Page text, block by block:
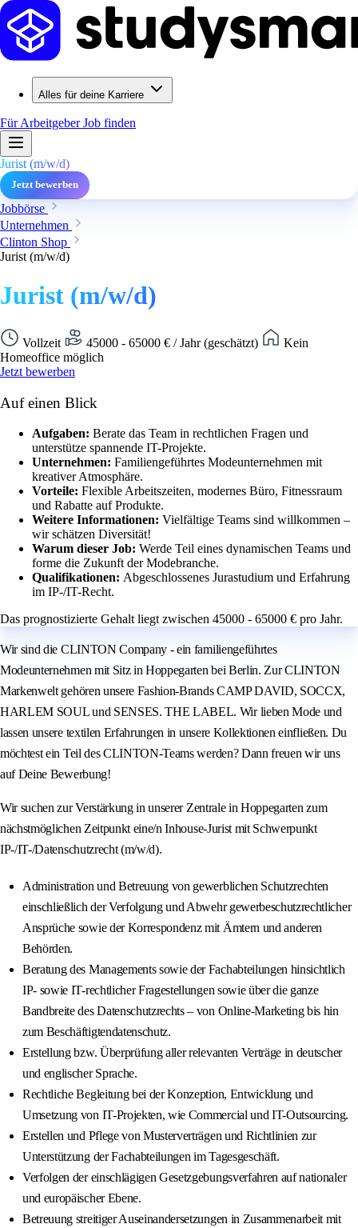
Alles für deine Karriere
Für ArbeitgeberJob finden
Jurist (m/w/d)
Jetzt bewerben
Jobbörse
Unternehmen
Clinton Shop
Jurist (m/w/d)
Jurist (m/w/d)
Vollzeit 45000 - 65000 € / Jahr (geschätzt)
Kein
Homeoffice möglich
Jetzt bewerben
Auf einen Blick
Aufgaben: Berate das Team in rechtlichen Fragen und
unterstütze spannende IT-Projekte.
Unternehmen: Familiengeführtes Modeunternehmen mit
kreativer Atmosphäre.
Vorteile: Flexible Arbeitszeiten, modernes Büro, Fitnessraum
und Rabatte auf Produkte.
Weitere Informationen: Vielfältige Teams sind willkommen –
wir schätzen Diversität!
Warum dieser Job: Werde Teil eines dynamischen Teams und
forme die Zukunft der Modebranche.
Qualifikationen: Abgeschlossenes Jurastudium und Erfahrung
im IP-/IT-Recht.
Das prognostizierte Gehalt liegt zwischen 45000 - 65000 € pro Jahr.
Wir sind die CLINTON Company - ein familiengeführtes
Modeunternehmen mit Sitz in Hoppegarten bei Berlin. Zur CLINTON
Markenwelt gehören unsere Fashion-Brands CAMP DAVID, SOCCX,
HARLEM SOUL und SENSES. THE LABEL. Wir lieben Mode und
lassen unsere textilen Erfahrungen in unsere Kollektionen einfließen. Du
möchtest ein Teil des CLINTON-Teams werden? Dann freuen wir uns
auf Deine Bewerbung!
Wir suchen zur Verstärkung in unserer Zentrale in Hoppegarten zum
nächstmöglichen Zeitpunkt eine/n Inhouse-Jurist mit Schwerpunkt
IP-/IT-/Datenschutzrecht (m/w/d).
Administration und Betreuung von gewerblichen Schutzrechten
einschließlich der Verfolgung und Abwehr gewerbeschutzrechtlicher
Ansprüche sowie der Korrespondenz mit Ämtern und anderen
Behörden.
Beratung des Managements sowie der Fachabteilungen hinsichtlich
IP- sowie IT-rechtlicher Fragestellungen sowie über die ganze
Bandbreite des Datenschutzrechts – von Online-Marketing bis hin
zum Beschäftigtendatenschutz.
Erstellung bzw. Überprüfung aller relevanten Verträge in deutscher
und englischer Sprache.
Rechtliche Begleitung bei der Konzeption, Entwicklung und
Umsetzung von IT-Projekten, wie Commercial und IT-Outsourcing.
Erstellen und Pflege von Musterverträgen und Richtlinien zur
Unterstützung der Fachabteilungen im Tagesgeschäft.
Verfolgen der einschlägigen Gesetzgebungsverfahren auf nationaler
und europäischer Ebene.
Betreuung streitiger Auseinandersetzungen in Zusammenarbeit mit